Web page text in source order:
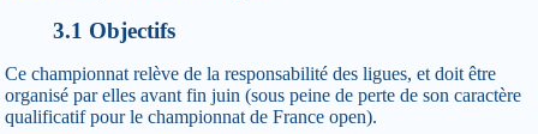
3.1 Objectifs
Ce championnat relève de la responsabilité des ligues, et doit être
organisé par elles avant fin juin (sous peine de perte de son caractère
qualificatif pour le championnat de France open).